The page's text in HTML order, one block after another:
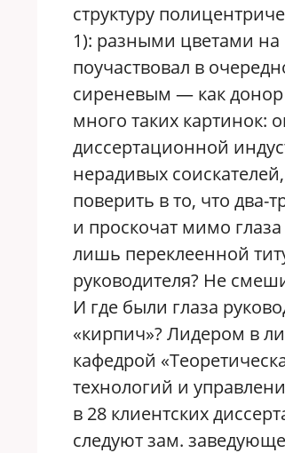
структуру
1): разными цветами
поучаствовал в
сиреневым — как донор
много таких картинок:
диссертационной
нерадивых
поверить в то, что два-
и проскочат мимо
лишь переклеенной
руководителя? Не
И где были глаза
«кирпич»? Лидером в
кафедрой
технологий и
в 28 клиентских
следуют зам.